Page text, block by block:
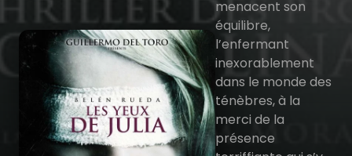
menacent son
équilibre,
l’enfermant
inexorablement
dans le monde des
ténèbres, à la
merci de la
présence